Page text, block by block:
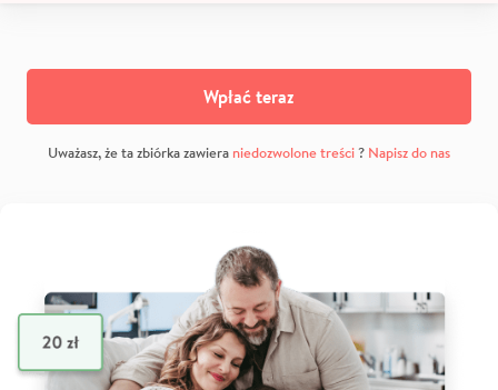
Wpłać teraz
Uważasz, że ta zbiórka zawiera niedozwolone treści? Napisz do nas